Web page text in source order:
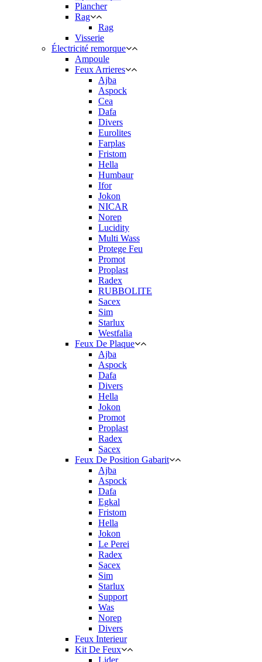
Plancher
Rag
Rag
Visserie
Électricité remorque
Ampoule
Feux Arrieres
Ajba
Aspock
Cea
Dafa
Divers
Eurolites
Farplas
Fristom
Hella
Humbaur
Ifor
Jokon
NICAR
Norep
Lucidity
Multi Wass
Protege Feu
Promot
Proplast
Radex
RUBBOLITE
Sacex
Sim
Starlux
Westfalia
Feux De Plaque
Ajba
Aspock
Dafa
Divers
Hella
Jokon
Promot
Proplast
Radex
Sacex
Feux De Position Gabarit
Ajba
Aspock
Dafa
Egkal
Fristom
Hella
Jokon
Le Perei
Radex
Sacex
Sim
Starlux
Support
Was
Norep
Divers
Feux Interieur
Kit De Feux
Lider